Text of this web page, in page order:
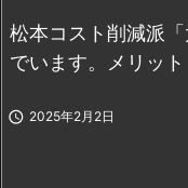
松本コスト削減派
でいます。メリッ
 2025年2月2日